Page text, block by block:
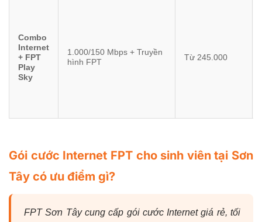
Combo
Internet
+ FPT
Play
Sky
1.000/150 Mbps + Truyền
hình FPT
Từ 245.000
Gói cước Internet FPT cho sinh viên tại Sơn
Tây có ưu điểm gì?
FPT Sơn Tây cung cấp gói cước Internet giá rẻ, tối